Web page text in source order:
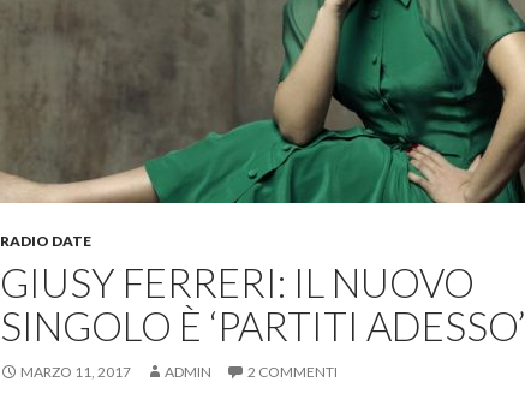
RADIO DATE
GIUSY FERRERI: IL NUOVO
SINGOLO È ‘PARTITI ADESSO’
MARZO 11, 2017 ADMIN 2 COMMENTI